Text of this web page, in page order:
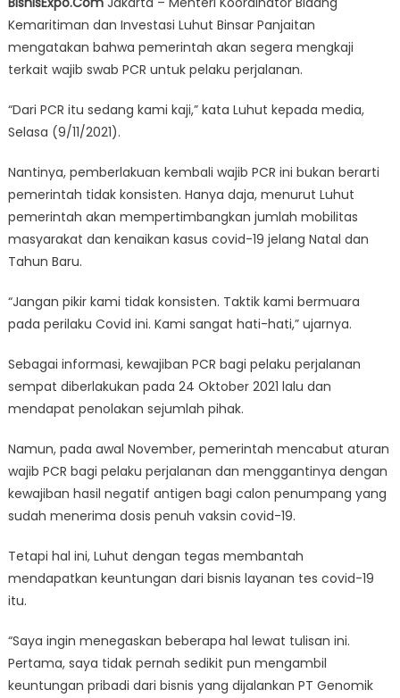
Kaji
Kembali
Wajib
Pelaku
Kemaritiman dan Investasi Luhut Binsar Panjaitan
mengatakan bahwa pemerintah akan segera mengkaji
terkait wajib swab PCR untuk pelaku perjalanan.
“Dari PCR itu sedang kami kaji,” kata Luhut kepada media,
Selasa (9/11/2021).
Nantinya, pemberlakuan kembali wajib PCR ini bukan berarti
pemerintah tidak konsisten. Hanya daja, menurut Luhut
pemerintah akan mempertimbangkan jumlah mobilitas
masyarakat dan kenaikan kasus covid-19 jelang Natal dan
Tahun Baru.
“Jangan pikir kami tidak konsisten. Taktik kami bermuara
pada perilaku Covid ini. Kami sangat hati-hati,” ujarnya.
Sebagai informasi, kewajiban PCR bagi pelaku perjalanan
sempat diberlakukan pada 24 Oktober 2021 lalu dan
mendapat penolakan sejumlah pihak.
Namun, pada awal November, pemerintah mencabut aturan
wajib PCR bagi pelaku perjalanan dan menggantinya dengan
kewajiban hasil negatif antigen bagi calon penumpang yang
sudah menerima dosis penuh vaksin covid-19.
Tetapi hal ini, Luhut dengan tegas membantah
mendapatkan keuntungan dari bisnis layanan tes covid-19
itu.
“Saya ingin menegaskan beberapa hal lewat tulisan ini.
Pertama, saya tidak pernah sedikit pun mengambil
keuntungan pribadi dari bisnis yang dijalankan PT Genomik